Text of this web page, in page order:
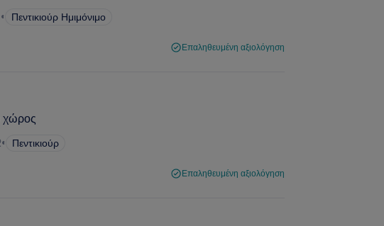
• Πεντικιούρ Ημιμόνιμο
Επαληθευμένη αξιολόγηση
χώρος
• Πεντικιούρ
Επαληθευμένη αξιολόγηση